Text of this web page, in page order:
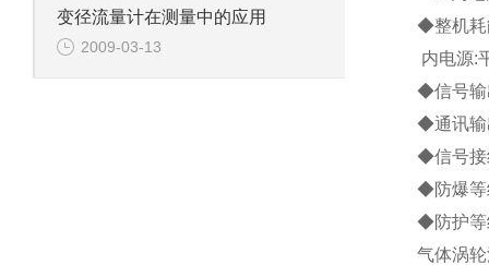
变径流量计在测量中的应用
2009-03-13
◆整机耗
内电源:
◆信号输
◆通讯输
◆信号接
◆防爆等
◆防护等
气体涡